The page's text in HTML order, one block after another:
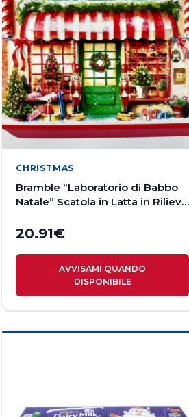
CHRISTMAS
Bramble “Laboratorio di Babbo
Natale” Scatola in Latta in Rilievo
20.91€
AVVISAMI QUANDO
DISPONIBILE